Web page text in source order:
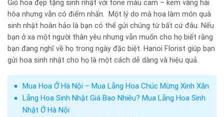
Giỏ hoa đẹp tặng sinh nhật với tone màu cam – kem vàng hài
hòa nhưng vẫn có điểm nhấn. Một lý do mà hoa làm món quà
sinh nhật hoàn hảo là bạn có thể gửi chúng từ bất cứ đâu. Nếu
bạn ở xa một người thân yêu nhưng vẫn muốn cho họ biết rằng
bạn đang nghĩ về họ trong ngày đặc biệt. Hanoi Florist giúp bạn
gửi hoa sinh nhật cho họ là một cách dễ dàng và hiệu quả.
Mua Hoa Ở Hà Nội – Mua Lẵng Hoa Chúc Mừng Xinh Xắn
Lẵng Hoa Sinh Nhật Giá Bao Nhiêu? Mua Lẵng Hoa Sinh
Nhật Ở Hà Nội